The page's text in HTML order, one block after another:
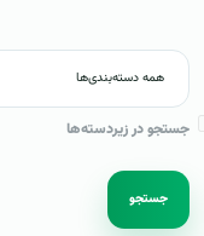
جستجو در زیردسته‌ها
جستجو